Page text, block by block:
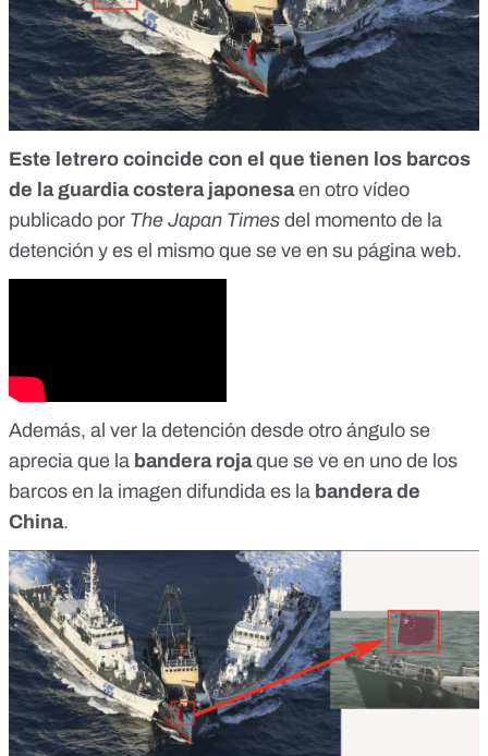
Este letrero coincide con el que tienen los barcos
de la guardia costera japonesaen otro vídeo
publicado por The Japan Times del momento de la
detención y es el mismo que se ve en su página web.
Además, al ver la detención desde otro ángulo se
aprecia que la bandera rojaque se ve en uno de los
barcos en la imagen difundida es la bandera de
China.